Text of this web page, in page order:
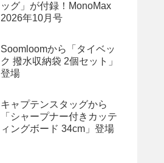
ッグ」が付録！MonoMax
2026年10月号
Soomloomから「タイベッ
ク 撥水収納袋 2個セット」
登場
キャプテンスタッグから
「シャープナー付きカッテ
ィングボード 34cm」登場